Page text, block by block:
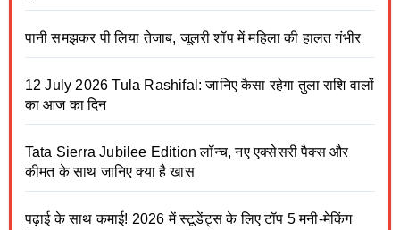
पानी समझकर पी लिया तेजाब, जूलरी शॉप में महिला की हालत गंभीर
12 July 2026 Tula Rashifal: जानिए कैसा रहेगा तुला राशि वालों
का आज का दिन
Tata Sierra Jubilee Edition लॉन्च, नए एक्सेसरी पैक्स और
कीमत के साथ जानिए क्या है खास
पढ़ाई के साथ कमाई! 2026 में स्टूडेंट्स के लिए टॉप 5 मनी-मेकिंग